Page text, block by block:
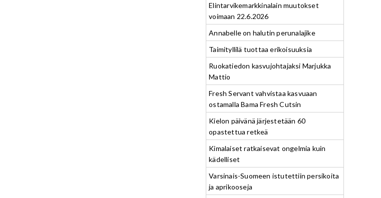
Elintarvikemarkkinalain muutokset
voimaan 22.6.2026
Annabelle on halutin perunalajike
Taimityllilä tuottaa erikoisuuksia
Ruokatiedon kasvujohtajaksi Marjukka
Mattio
Fresh Servant vahvistaa kasvuaan
ostamalla Bama Fresh Cutsin
Kielon päivänä järjestetään 60
opastettua retkeä
Kimalaiset ratkaisevat ongelmia kuin
kädelliset
Varsinais-Suomeen istutettiin persikoita
ja aprikooseja